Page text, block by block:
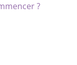
?